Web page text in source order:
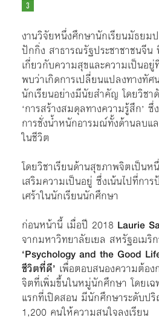
งานวิจัยหนึ่งศึกษานักเรียนมัธยม
ปักกิ่ง สาธารณรัฐประชาชาชนจีน
เกี่ยวกับความสุขและความเป็นอ
พบว่าเกิดการเปลี่ยนแปลงทางทัศ
นักเรียนอย่างมีนัยสำคัญ โดยวิชา
‘การสร้างสมดุลทางความรู้สึก’
การชั่งน้ำหนักอารมณ์ทั้งด้านลบแ
ในชีวิต
โดยวิชาเรียนด้านสุขภาพจิตเป็นห
เสริมความเป็นอยู่ ซึ่งเน้นไปที่กา
เศร้าในนักเรียนนักศึกษา
ก่อนหน้านี้ เมื่อปี 2018 Laurie
จากมหาวิทยาลัยเยล สหรัฐอเมริ
‘Psychology and the Good
ชีวิตที่ดี’ เพื่อตอบสนองความต้อ
จิตที่เพิ่มขึ้นในหมู่นักศึกษา โดยเฉ
แรกที่เปิดสอน มีนักศึกษาระดับป
1,200 คนให้ความสนใจลงเรียน